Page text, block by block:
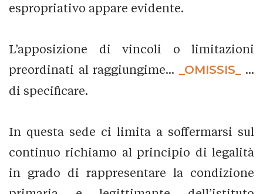
espropriativo appare evidente.
L’apposizione di vincoli o limitazioni
preordinati al raggiungime...
_OMISSIS_
...
di specificare.
In questa sede ci limita a soffermarsi sul
continuo richiamo al principio di legalità
in grado di rappresentare la condizione